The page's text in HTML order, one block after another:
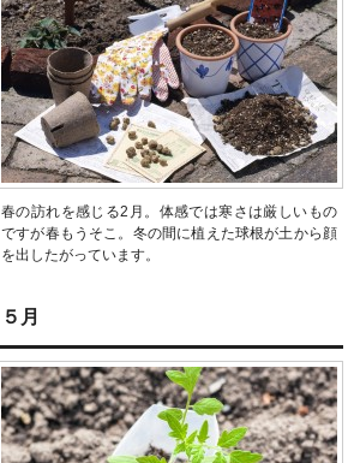
春の訪れを感じる2月。体感では寒さは厳しいもの
ですが春もうそこ。冬の間に植えた球根が土から顔
を出したがっています。
５月